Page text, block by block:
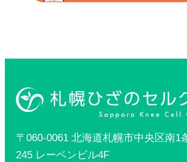
〒060-0061 北海道札幌市中央区南1
245 レーベンビル4F